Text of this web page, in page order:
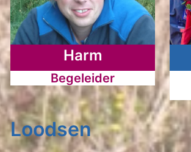
Harm
Begeleider
Loodsen